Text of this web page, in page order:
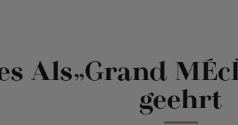
Als„Grand
geehrt